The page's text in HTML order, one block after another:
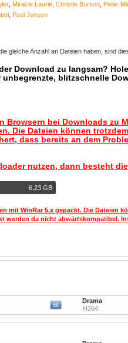
Miracle Laurie Christie Burson Peter
Paul Jensen
gleiche Anzahl an Dateien haben, sind
Download zu langsam?
blitzschnelle
Browsern bei Downloads zu
Die Dateien können
dass bereits an dem
nutzen, dann besteht
6,23 GB
mit WinRar 5.x gepackt. Die Dateien
werden da nicht abwärtskompatibel.
Drama
H264